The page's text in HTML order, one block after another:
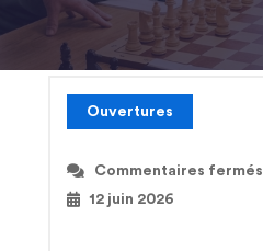
Ouvertures
Commentaires fermés
12 juin 2026